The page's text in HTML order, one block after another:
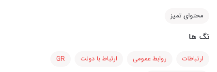
محتوای تمیز
تگ ها
ارتباطات روابط عمومی ارتباط با دولت
GR